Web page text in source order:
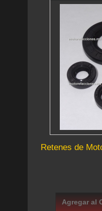
Retenes de
Agregar al